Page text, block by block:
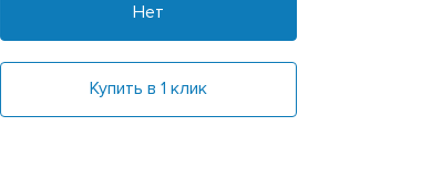
Нет
Купить в 1 клик